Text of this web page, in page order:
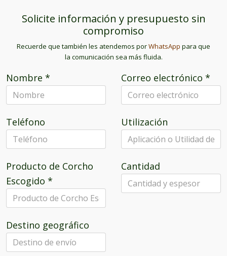
Solicite información y presupuesto sin
compromiso
Recuerde que también les atendemos porWhatsApp para que
la comunicación sea más fluida.
Nombre * Correo electrónico *
Teléfono Utilización
Producto de Corcho
Escogido *
Cantidad
Destino geográfico